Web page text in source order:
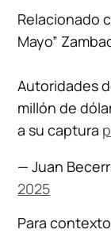
Relacionado
Mayo”
Autoridades
millón de
a su captura
— Juan
2025
Para